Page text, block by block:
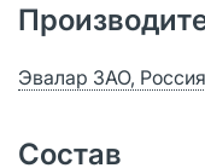
Эвалар ЗАО, Россия
Состав